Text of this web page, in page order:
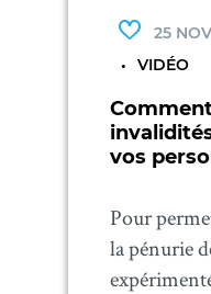
25
VIDÉO
vos
Pour
la pénurie